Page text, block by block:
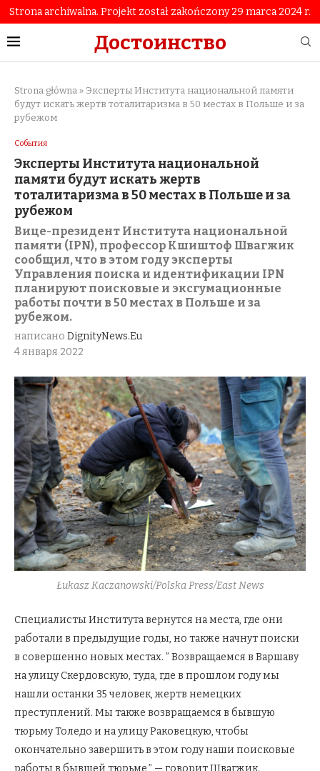
Strona archiwalna. Projekt został zakończony 29 marca 2024 r.
Достоинство
Strona główna » Эксперты Института национальной памяти
будут искать жертв тоталитаризма в 50 местах в Польше и за
рубежом
События
Эксперты Института национальной
памяти будут искать жертв
тоталитаризма в 50 местах в Польше и за
рубежом
Вице-президент Института национальной
памяти (IPN), профессор Кшиштоф Швагжик
сообщил, что в этом году эксперты
Управления поиска и идентификации IPN
планируют поисковые и эксгумационные
работы почти в 50 местах в Польше и за
рубежом.
написано DignityNews.eu
4 января 2022
Łukasz Kaczanowski/Polska Press/East News
Специалисты Института вернутся на места, где они
работали в предыдущие годы, но также начнут поиски
в совершенно новых местах. ” Возвращаемся в Варшаву
на улицу Скердовскую, туда, где в прошлом году мы
нашли останки 35 человек, жертв немецких
преступлений. Мы также возвращаемся в бывшую
тюрьму Толедо и на улицу Раковецкую, чтобы
окончательно завершить в этом году наши поисковые
работы в бывшей тюрьме,” — говорит Швагжик.